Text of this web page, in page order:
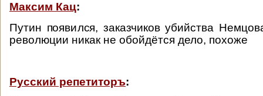
Максим Кац:
Путин появился, заказчиков убийства
революции никак не обойдётся дело, похоже
Русский репетиторъ: